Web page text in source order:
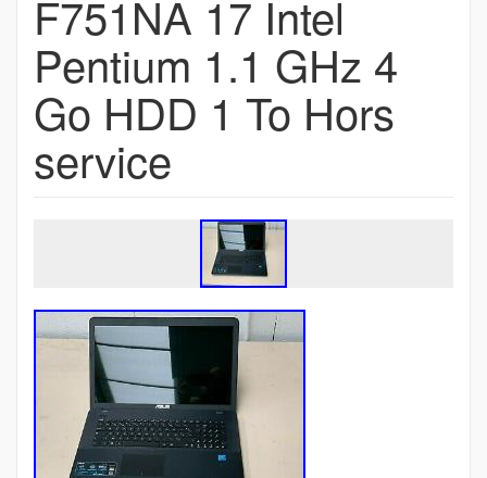
F751NA 17 Intel
Pentium 1.1 GHz 4
Go HDD 1 To Hors
service